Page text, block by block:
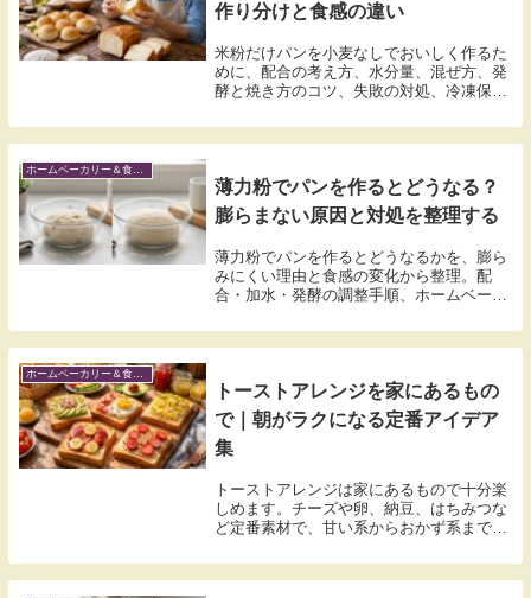
作り分けと食感の違い
米粉だけパンを小麦なしでおいしく作るた
めに、配合の考え方、水分量、混ぜ方、発
酵と焼き方のコツ、失敗の対処、冷凍保存
も再現しやすい定番レシピも紹介します。
ホームベーカリー＆食べ方アレンジ（米粉含む）
薄力粉でパンを作るとどうなる？
膨らまない原因と対処を整理する
薄力粉でパンを作るとどうなるかを、膨ら
みにくい理由と食感の変化から整理。配
合・加水・発酵の調整手順、ホームベーカ
す。
ホームベーカリー＆食べ方アレンジ（米粉含む）
トーストアレンジを家にあるもの
で｜朝がラクになる定番アイデア
集
トーストアレンジは家にあるもので十分楽
しめます。チーズや卵、納豆、はちみつな
ど定番素材で、甘い系からおかず系まで失
ます。